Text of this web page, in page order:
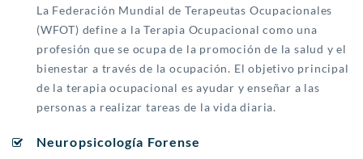
La Federación Mundial de Terapeutas Ocupacionales
(WFOT) define a la Terapia Ocupacional como una
profesión que se ocupa de la promoción de la salud y el
bienestar a través de la ocupación. El objetivo principal
de la terapia ocupacional es ayudar y enseñar a las
personas a realizar tareas de la vida diaria.
Neuropsicología Forense